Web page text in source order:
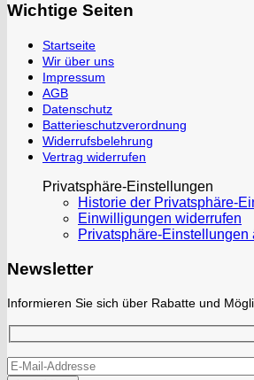
Wichtige Seiten
Startseite
Wir über uns
Impressum
AGB
Datenschutz
Batterieschutzverordnung
Widerrufsbelehrung
Vertrag widerrufen
Privatsphäre-Einstellungen
Historie der Privatsphäre-
Einwilligungen widerrufen
Privatsphäre-Einstellungen
Newsletter
Informieren Sie sich über Rabatte und